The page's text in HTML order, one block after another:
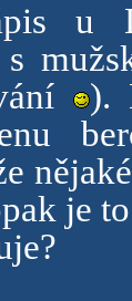
u
s
).
je